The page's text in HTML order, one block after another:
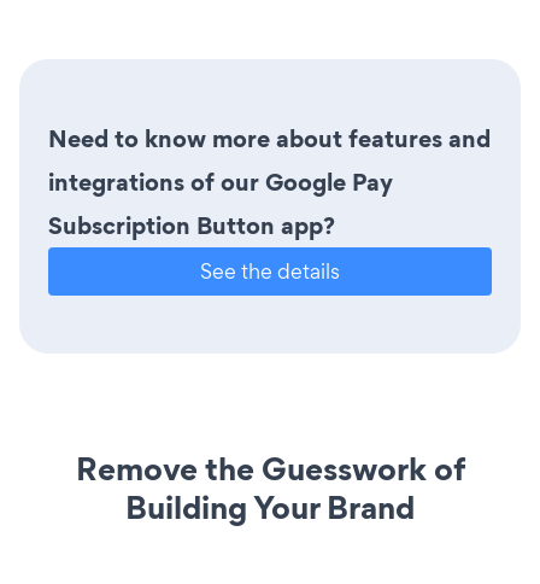
Need to know more about features and
integrations of our Google Pay
Subscription Button app?
See the details
Remove the Guesswork of
Building Your Brand